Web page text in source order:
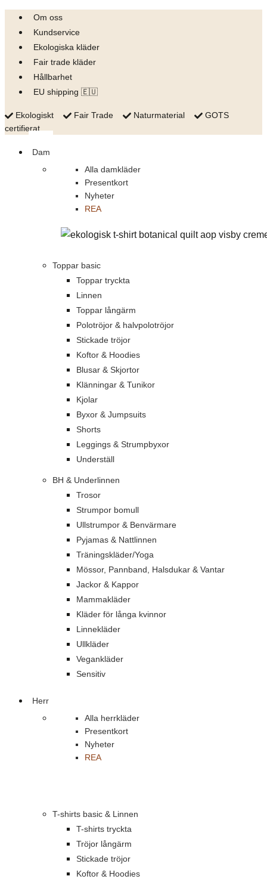
Skip
content
Om oss
Kundservice
Ekologiska kläder
Fair trade kläder
Hållbarhet
EU shipping 🇪🇺
Ekologiskt Fair Trade Naturmaterial
GOTS
certifierat
Dam
Alla damkläder
Presentkort
Nyheter
REA
Toppar basic
Toppar tryckta
Linnen
Toppar långärm
Polotröjor & halvpolotröjor
Stickade tröjor
Koftor & Hoodies
Blusar & Skjortor
Klänningar & Tunikor
Kjolar
Byxor & Jumpsuits
Shorts
Leggings & Strumpbyxor
Underställ
BH & Underlinnen
Trosor
Strumpor bomull
Ullstrumpor & Benvärmare
Pyjamas & Nattlinnen
Träningskläder/Yoga
Mössor, Pannband, Halsdukar & Vantar
Jackor & Kappor
Mammakläder
Kläder för långa kvinnor
Linnekläder
Ullkläder
Vegankläder
Sensitiv
Herr
Alla herrkläder
Presentkort
Nyheter
REA
T-shirts basic & Linnen
T-shirts tryckta
Tröjor långärm
Stickade tröjor
Koftor & Hoodies